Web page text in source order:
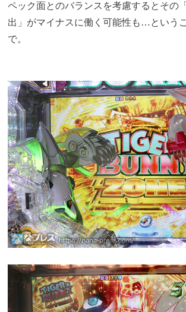
ペック面とのバランスを考慮するとその
出」がマイナスに働く可能性も…という
で。